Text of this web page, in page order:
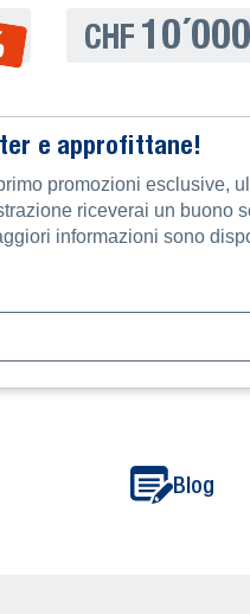
CHF 10´000
e approfittane!
promozioni esclusive,
riceverai un buono
informazioni sono
Blog